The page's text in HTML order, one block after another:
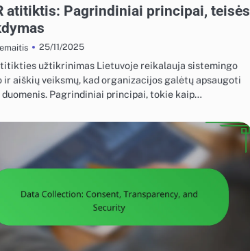
atitiktis: Pagrindiniai principai, teisės
25/11/2025
užtikrinimas Lietuvoje reikalauja sistemingo
ir aiškių veiksmų, kad organizacijos galėtų apsaugoti
duomenis. Pagrindiniai principai, tokie kaip…